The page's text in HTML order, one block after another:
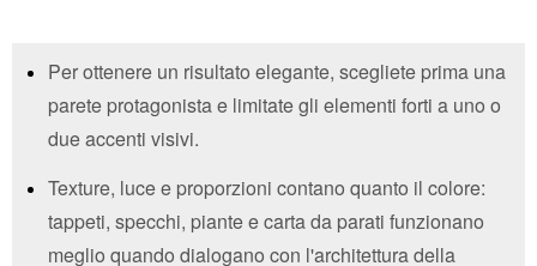
Per ottenere un risultato elegante, scegliete prima una
parete protagonista e limitate gli elementi forti a uno o
due accenti visivi.
Texture, luce e proporzioni contano quanto il colore:
tappeti, specchi, piante e carta da parati funzionano
meglio quando dialogano con l'architettura della